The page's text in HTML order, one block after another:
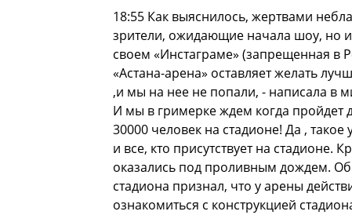
18:55 Как выяснилось, жертвами
зрители, ожидающие начала шоу, но
своем «Инстаграме» (запрещенная в
«Астана-арена» оставляет желать
,и мы на нее не попали, - написала в
И мы в гримерке ждем когда пройдет
30000 человек на стадионе! Да ,
и все, кто присутствует на стадионе.
оказались под проливным дождем.
стадиона признал, что у арены
ознакомиться с конструкцией